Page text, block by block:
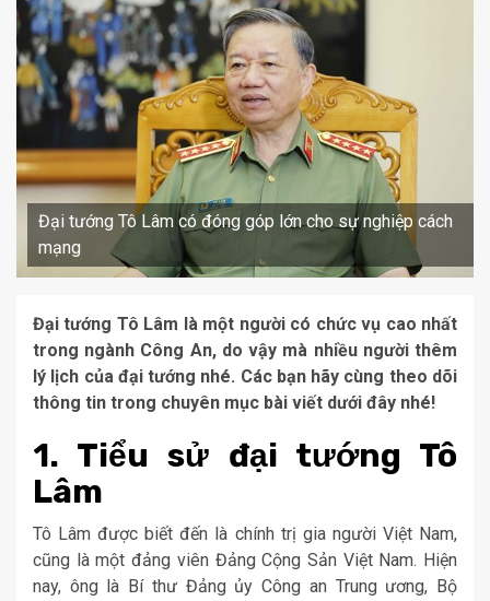
Đại tướng Tô Lâm có đóng góp lớn cho sự nghiệp cách
mạng
Đại tướng Tô Lâm là một người có chức vụ cao nhất
trong ngành Công An, do vậy mà nhiều người thêm
lý lịch của đại tướng nhé. Các bạn hãy cùng theo dõi
thông tin trong chuyên mục bài viết dưới đây nhé!
1. Tiểu sử đại tướng Tô
Lâm
Tô Lâm được biết đến là chính trị gia người Việt Nam,
cũng là một đảng viên Đảng Cộng Sản Việt Nam. Hiện
nay, ông là Bí thư Đảng ủy Công an Trung ương, Bộ